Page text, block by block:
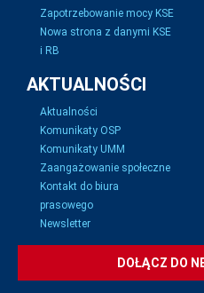
Zapotrzebowanie mocy KSE
Nowa strona z danymi KSE
i RB
AKTUALNOŚCI
Aktualności
Komunikaty OSP
Komunikaty UMM
Zaangażowanie społeczne
Kontakt do biura
prasowego
Newsletter
DOŁĄCZ DO